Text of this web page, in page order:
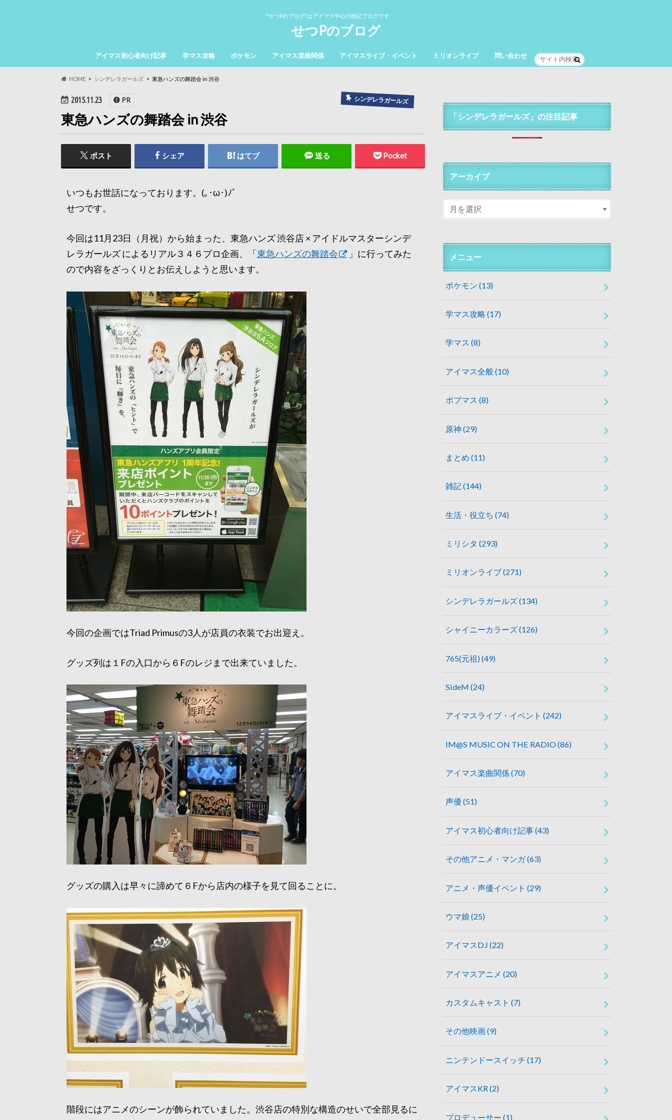
"せつPのブログ"はアイマス中心の雑記ブログです
せつPのブログ
アイマス初心者向け記事 学マス攻略 ポケモン アイマス楽曲関係 アイマスライブ・イベント ミリオンライブ 問い合わせ
HOME シンデレラガールズ 東急ハンズの舞踏会 in 渋谷
2015.11.23 シンデレラガールズ
PR
東急ハンズの舞踏会 in 渋谷
ポスト シェア はてブ 送る Pocket
いつもお世話になっております。(｡･ω･)ﾉﾞ
せつです。
今回は11月23日（月祝）から始まった、東急ハンズ 渋谷店 × アイドルマスターシンデ
レラガールズ によるリアル３４６プロ企画、「東急ハンズの舞踏会
」に行ってみた
ので内容をざっくりとお伝えしようと思います。
今回の企画ではTriad Primusの3人が店員の衣装でお出迎え。
グッズ列は１Fの入口から６Fのレジまで出来ていました。
グッズの購入は早々に諦めて６Fから店内の様子を見て回ることに。
階段にはアニメのシーンが飾られていました。渋谷店の特別な構造のせいで全部見るに
「シンデレラガールズ」の注目記事
アーカイブ
メニュー
ポケモン (13)
学マス攻略 (17)
学マス (8)
アイマス全般(10)
ポプマス (8)
原神 (29)
まとめ (11)
雑記(144)
生活・役立ち (74)
ミリシタ (293)
ミリオンライブ(271)
シンデレラガールズ(134)
シャイニーカラーズ(126)
765(元祖)(49)
SideM (24)
アイマスライブ・イベント (242)
IM@S MUSIC ON THE RADIO(86)
アイマス楽曲関係(70)
声優(51)
アイマス初心者向け記事(43)
その他アニメ・マンガ(63)
アニメ・声優イベント (29)
ウマ娘 (25)
アイマスDJ (22)
アイマスアニメ (20)
カスタムキャスト (7)
その他映画(9)
ニンテンドースイッチ (17)
アイマスKR(2)
プロデューサー (1)